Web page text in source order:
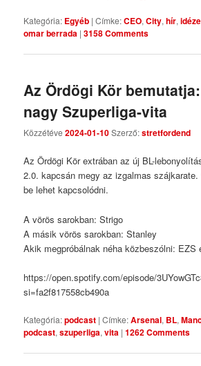
Kategória: Egyéb |Címke:CEO,City,hír,
omar berrada |3158 Comments
Az Ördögi Kör
nagy Szuperliga-vita
Közzétéve2024-01-10Szerző:stretfordend
Az Ördögi Kör extrában az új BL-
2.0. kapcsán megy az izgalmas
be lehet kapcsolódni.
A vörös sarokban: Strigo
A másik vörös sarokban: Stanley
Akik megpróbálnak néha közbeszólni: EZS
https://open.spotify.com/episode/
si=fa2f817558cb490a
Kategória:podcast |Címke:Arsenal, BL,
podcast,szuperliga,vita |1262 Comments